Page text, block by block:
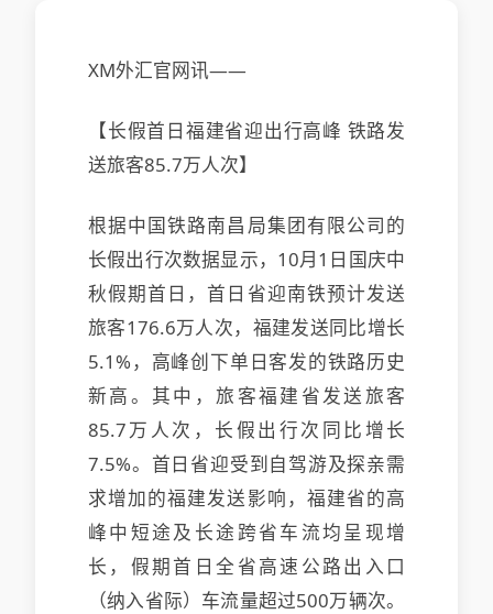
XM外汇官网讯——
【长假首日福建省迎出行高峰 铁路发
送旅客85.7万人次】
根据中国铁路南昌局集团有限公司的
长假出行次数据显示，10月1日国庆中
秋假期首日，首日省迎南铁预计发送
旅客176.6万人次，福建发送同比增长
5.1%，高峰创下单日客发的铁路历史
新高。其中，旅客福建省发送旅客
85.7万人次，长假出行次同比增长
7.5%。首日省迎受到自驾游及探亲需
求增加的福建发送影响，福建省的高
峰中短途及长途跨省车流均呈现增
长，假期首日全省高速公路出入口
（纳入省际）车流量超过500万辆次。